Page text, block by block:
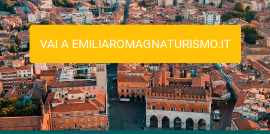
VAI A EMILIAROMAGNATURISMO.IT